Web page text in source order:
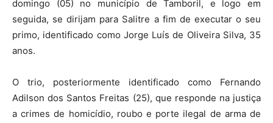
domingo (05) no município de Tamboril, e logo em
seguida, se dirijam para Salitre a fim de executar o seu
primo, identificado como Jorge Luís de Oliveira Silva, 35
anos.
O trio, posteriormente identificado como Fernando
Adilson dos Santos Freitas (25), que responde na justiça
a crimes de homicídio, roubo e porte ilegal de arma de